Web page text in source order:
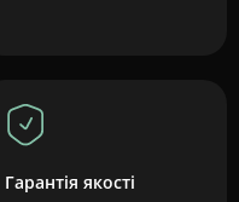
Гарантія якості